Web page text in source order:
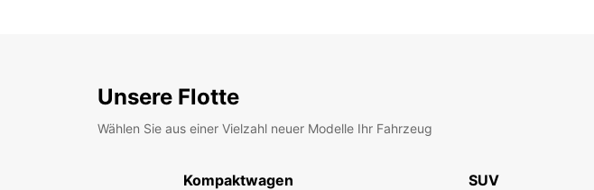
Unsere Flotte
Wählen Sie aus einer Vielzahl neuer Modelle Ihr Fahrzeug
Kompaktwagen SUV